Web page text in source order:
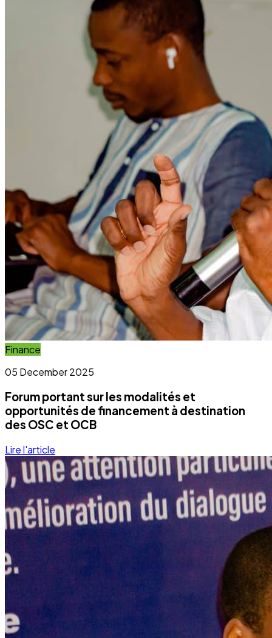
Forum portant sur les modalités et
opportunités de financement à destination
des OSC et OCB
Lire l'article